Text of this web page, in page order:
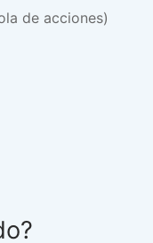
de acciones)